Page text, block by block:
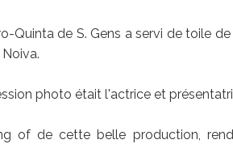
Quinta de S. Gens a servi de toile
photo était l'actrice et
of de cette belle production,